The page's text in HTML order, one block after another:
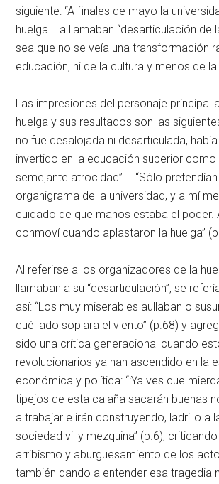
siguiente: “A finales de mayo la
huelga. La llamaban “desarticulación de
sea que no se veía una transformación
educación, ni de la cultura y menos de
Las impresiones del personaje principal
huelga y sus resultados son las
no fue desalojada ni desarticulada,
invertido en la educación superior como
semejante atrocidad” … “Sólo
organigrama de la universidad, y a mí
cuidado de que manos estaba el poder.
conmoví cuando aplastaron la huelga”
Al referirse a los organizadores de la
llamaban a su “desarticulación”, se
así: “Los muy miserables aullaban o
qué lado soplara el viento” (p.68) y
sido una crítica generacional cuando
revolucionarios ya han ascendido en la
económica y política: “¡Ya ves que
tipejos de esta calaña sacarán buenas
a trabajar e irán construyendo, ladrillo a
sociedad vil y mezquina” (p.6);
arribismo y aburguesamiento de los
también dando a entender esa tragedia